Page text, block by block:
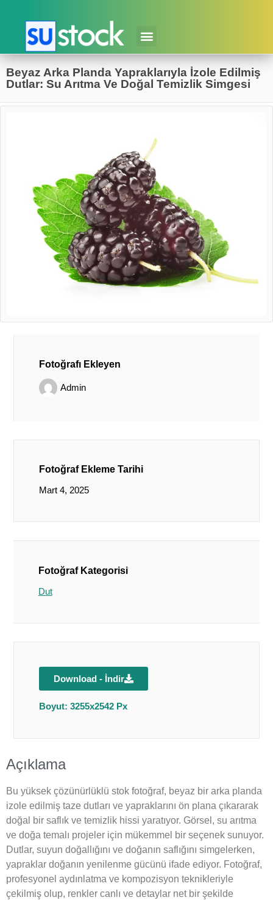
Beyaz Arka Planda Yapraklarıyla İzole Edilmiş
Dutlar: Su Arıtma Ve Doğal Temizlik Simgesi
Fotoğrafı Ekleyen
Admin
Fotoğraf Ekleme Tarihi
Mart 4, 2025
Fotoğraf Kategorisi
Dut
Download - İndir
Boyut: 3255x2542 Px
Açıklama
Bu yüksek çözünürlüklü stok fotoğraf, beyaz bir arka planda
izole edilmiş taze dutları ve yapraklarını ön plana çıkararak
doğal bir saflık ve temizlik hissi yaratıyor. Görsel, su arıtma
ve doğa temalı projeler için mükemmel bir seçenek sunuyor.
Dutlar, suyun doğallığını ve doğanın saflığını simgelerken,
yapraklar doğanın yenilenme gücünü ifade ediyor. Fotoğraf,
profesyonel aydınlatma ve kompozisyon teknikleriyle
çekilmiş olup, renkler canlı ve detaylar net bir şekilde